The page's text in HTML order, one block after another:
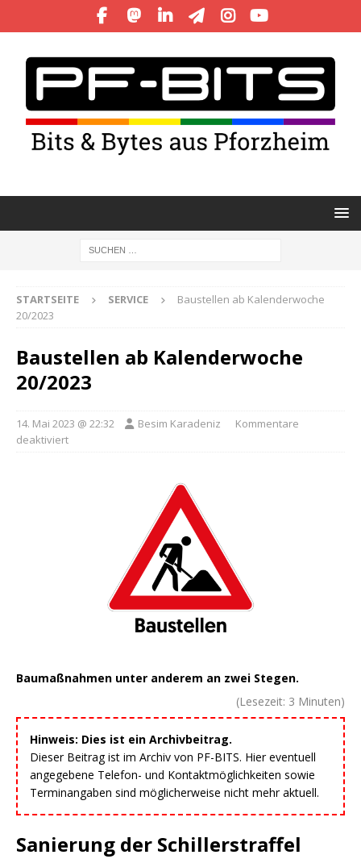
STARTSEITE SERVICE
Baustellen ab Kalenderwoche
20/2023
Baustellen ab Kalenderwoche
20/2023
14. Mai 2023 @ 22:32 Besim Karadeniz
Kommentare
deaktiviert
Baumaßnahmen unter anderem an zwei Stegen.
(Lesezeit: 3 Minuten)
Hinweis: Dies ist ein Archivbeitrag.
Dieser Beitrag ist im Archiv von PF-BITS. Hier eventuell
angegebene Telefon- und Kontaktmöglichkeiten sowie
Terminangaben sind möglicherweise nicht mehr aktuell.
Sanierung der Schillerstraffel